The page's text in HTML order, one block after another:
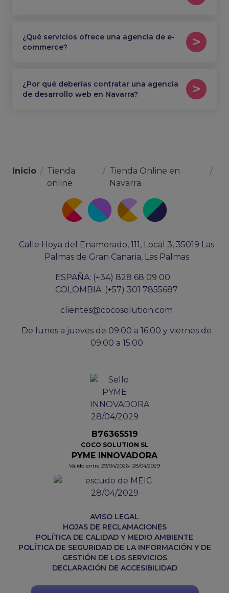
¿Qué servicios ofrece una agencia de e-
commerce?
¿Por qué deberías contratar una agencia
de desarrollo web en Navarra?
Inicio / Tienda
online
/ Tienda Online en
Navarra
/
Calle Hoya del Enamorado, 111, Local 3, 35019 Las
Palmas de Gran Canaria, Las Palmas
ESPAÑA: (+34) 828 68 09 00
COLOMBIA: (+57) 301 7855687
clientes@cocosolution.com
De lunes a jueves de 09:00 a 16:00 y viernes de
09:00 a 15:00
B76365519
COCO SOLUTION SL
PYME INNOVADORA
Válido entre 29/04/2026- 28/04/2029
AVISO LEGAL
HOJAS DE RECLAMACIONES
POLÍTICA DE CALIDAD Y MEDIO AMBIENTE
POLÍTICA DE SEGURIDAD DE LA INFORMACIÓN Y DE
GESTIÓN DE LOS SERVICIOS
DECLARACIÓN DE ACCESIBILIDAD